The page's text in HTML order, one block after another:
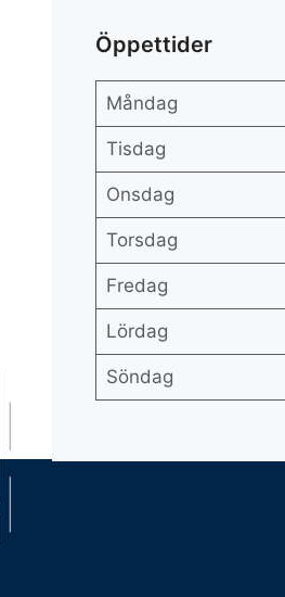
Öppettider
Måndag
Tisdag
Onsdag
Torsdag
Fredag
Lördag
Söndag